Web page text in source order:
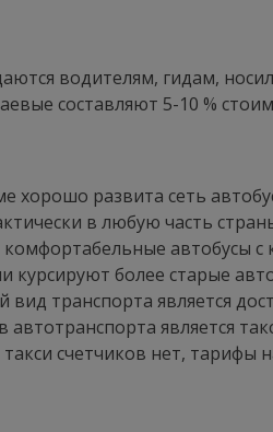
водителям, гидам,
составляют 5-10 %
хорошо развита сеть
в любую часть
автобусы
более старые
вид транспорта является
автотранспорта является
счетчиков нет, тарифы